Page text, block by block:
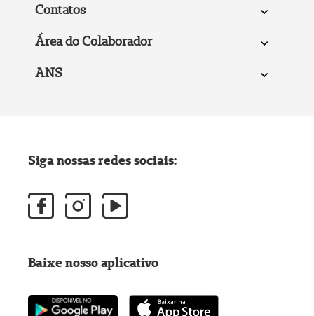
Contatos
Área do Colaborador
ANS
Siga nossas redes sociais:
Baixe nosso aplicativo